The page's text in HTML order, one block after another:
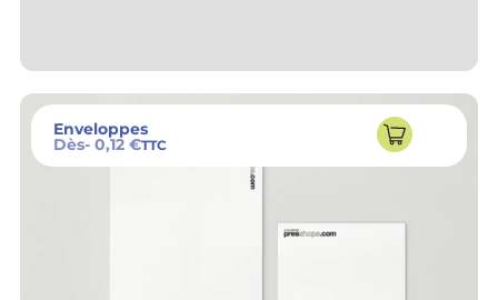
Enveloppes
Dès- 0,12 €TTC